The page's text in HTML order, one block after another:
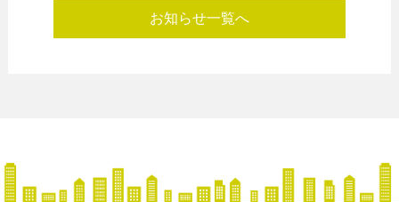
お知らせ一覧へ